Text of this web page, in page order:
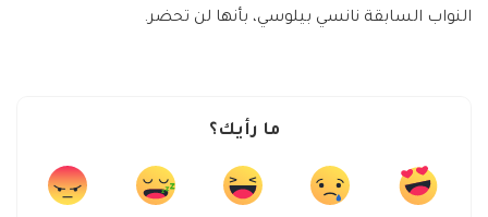
النواب السابقة نانسي بيلوسي، بأنها لن تحضر.
ما رأيك؟